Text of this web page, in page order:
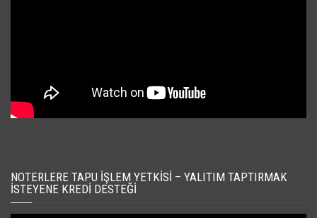
NOTERLERE TAPU İŞLEM YETKISI – YALITIM TAPTIRMAK
İSTEYENE KREDI DESTEĞI